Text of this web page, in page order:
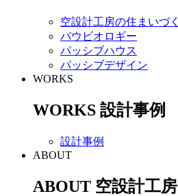
空設計工房の住まいづ
バウビオロギー
パッシブハウス
パッシブデザイン
WORKS
WORKS 設計事例
設計事例
ABOUT
ABOUT 空設計工